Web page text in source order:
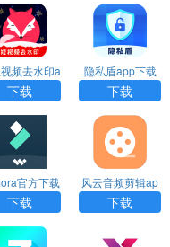
频去水印a
pp下载
下载
隐私盾app下载
安装
下载
官方下载
下载
风云音频剪辑ap
p下载
下载